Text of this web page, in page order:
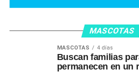
MASCOTAS
MASCOTAS 4 días
Buscan familias
permanecen en un